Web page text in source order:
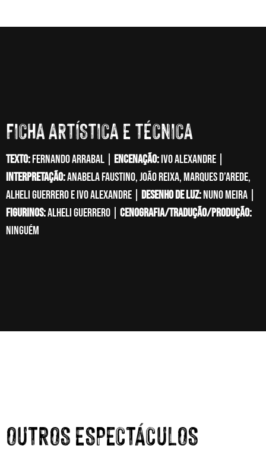
FICHA ARTÍSTICA E TÉCNICA
Texto:Fernando Arrabal | Encenação:Ivo Alexandre |
Interpretação:Anabela Faustino, João Reixa, Marques D’Arede,
Alheli Guerrero e Ivo Alexandre | Desenho de luz:Nuno Meira |
Figurinos:Alheli Guerrero | Cenografia/Tradução/Produção:
Ninguém
OUTROS ESPECTÁCULOS